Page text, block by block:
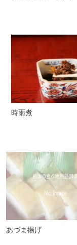
時雨煮
あづま揚げ